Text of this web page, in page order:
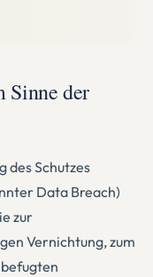
Sinne der
des Schutzes
Data Breach)
zur
Vernichtung, zum